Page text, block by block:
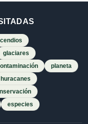
glaciares
planeta
huracanes
especies